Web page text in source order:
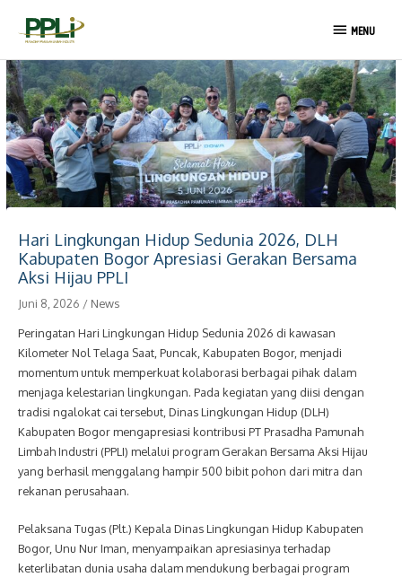
MENU
MENU
Hari Lingkungan Hidup Sedunia 2026, DLH
Kabupaten Bogor Apresiasi Gerakan Bersama
Aksi Hijau PPLI
Juni 8, 2026 / News
Peringatan Hari Lingkungan Hidup Sedunia 2026 di kawasan
Kilometer Nol Telaga Saat, Puncak, Kabupaten Bogor, menjadi
momentum untuk memperkuat kolaborasi berbagai pihak dalam
menjaga kelestarian lingkungan. Pada kegiatan yang diisi dengan
tradisi ngalokat cai tersebut, Dinas Lingkungan Hidup (DLH)
Kabupaten Bogor mengapresiasi kontribusi PT Prasadha Pamunah
Limbah Industri (PPLI) melalui program Gerakan Bersama Aksi Hijau
yang berhasil menggalang hampir 500 bibit pohon dari mitra dan
rekanan perusahaan.
Pelaksana Tugas (Plt.) Kepala Dinas Lingkungan Hidup Kabupaten
Bogor, Unu Nur Iman, menyampaikan apresiasinya terhadap
keterlibatan dunia usaha dalam mendukung berbagai program
Post
navigation